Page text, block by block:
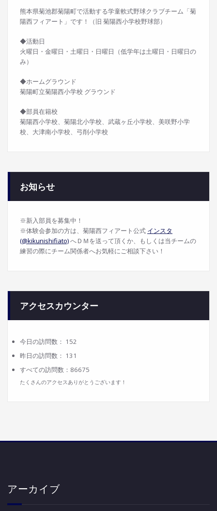
熊本県菊池郡菊陽町で活動する学童軟式野球クラブチーム「菊
陽西フィアート」です！（旧 菊陽西小学校野球部）
◆活動日
火曜日・金曜日・土曜日・日曜日（低学年は土曜日・日曜日の
み）
◆ホームグラウンド
菊陽町立菊陽西小学校 グラウンド
◆部員在籍校
菊陽西小学校、菊陽北小学校、武蔵ヶ丘小学校、美咲野小学
校、大津南小学校、弓削小学校
お知らせ
※新入部員を募集中！
※体験会参加の方は、菊陽西フィアート公式 インスタ
(@kikunishifiato)へＤＭを送って頂くか、もしくは当チームの
練習の際にチーム関係者へお気軽にご相談下さい！
アクセスカウンター
今日の訪問数： 152
昨日の訪問数： 131
すべての訪問数： 86675
たくさんのアクセスありがとうございます！
アーカイブ